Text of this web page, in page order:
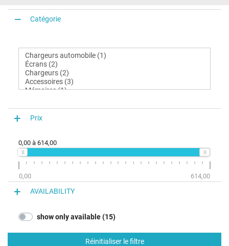
Catégorie
Prix
0,00 à 614,00
0,00 614,00
AVAILABILITY
show only available (15)
Réinitialiser le filtre